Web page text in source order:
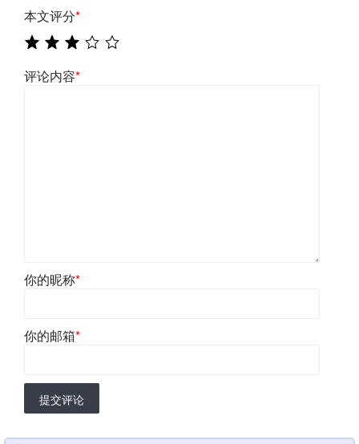
本文评分*
评论内容*
你的昵称*
你的邮箱*
提交评论